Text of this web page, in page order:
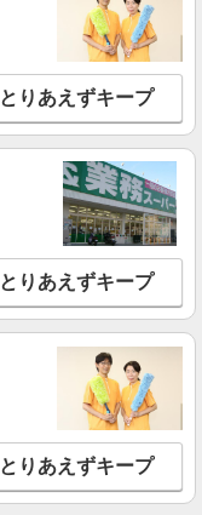
とりあえずキープ
とりあえずキープ
とりあえずキープ